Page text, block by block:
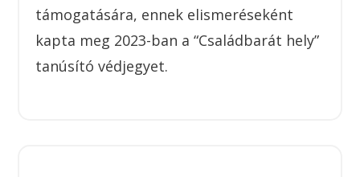
támogatására, ennek elismeréseként
kapta meg 2023-ban a “Családbarát hely”
tanúsító védjegyet.